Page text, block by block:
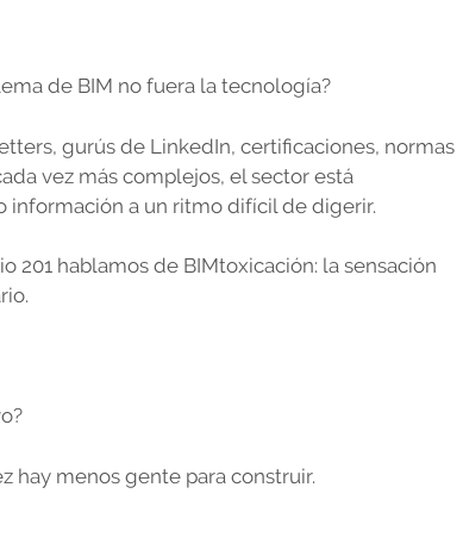
de BIM no fuera la tecnología?
gurús de LinkedIn, certificaciones, normas
vez más complejos, el sector está
información a un ritmo difícil de digerir.
201 hablamos de BIMtoxicación: la sensación
hay menos gente para construir.